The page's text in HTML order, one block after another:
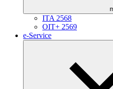
ITA 2568
OIT+ 2569
e-Service